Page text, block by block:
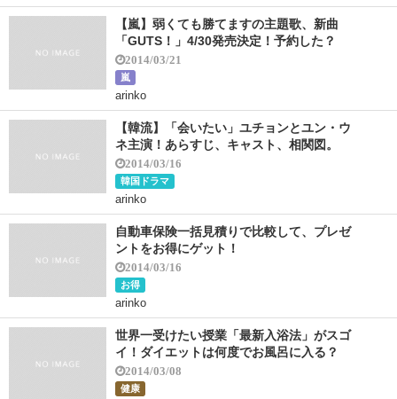
【嵐】弱くても勝てますの主題歌、新曲
「GUTS！」4/30発売決定！予約した？
2014/03/21
嵐
arinko
【韓流】「会いたい」ユチョンとユン・ウ
ネ主演！あらすじ、キャスト、相関図。
2014/03/16
韓国ドラマ
arinko
自動車保険一括見積りで比較して、プレゼ
ントをお得にゲット！
2014/03/16
お得
arinko
世界一受けたい授業「最新入浴法」がスゴ
イ！ダイエットは何度でお風呂に入る？
2014/03/08
健康